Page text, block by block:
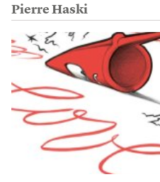
Pierre Haski